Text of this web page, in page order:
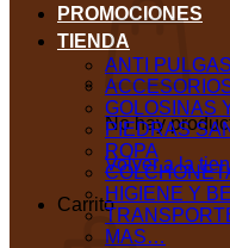
No hay
Volver a la
Carrito
PROMOCIONES
TIENDA
ANTI PULGAS
GOLOSINAS
PIEDRAS
ROPA
HIGIENE Y
MAS…